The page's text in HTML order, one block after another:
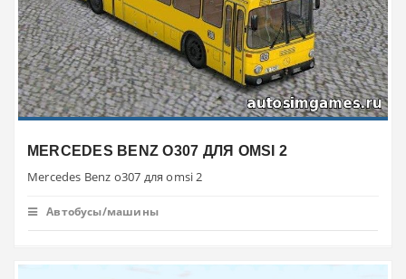
MERCEDES BENZ O307 ДЛЯ OMSI 2
Mercedes Benz o307 для omsi 2
Автобусы/машины